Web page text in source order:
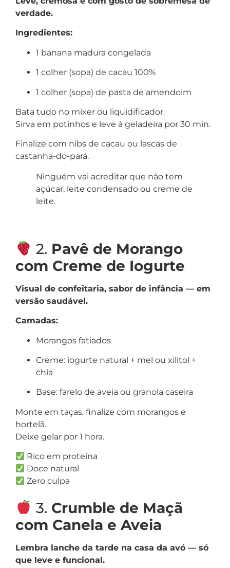
verdade.
Ingredientes:
1 banana madura congelada
1 colher (sopa) de cacau 100%
1 colher (sopa) de pasta de amendoim
Bata tudo no mixer ou liquidificador.
Sirva em potinhos e leve à geladeira por 30 min.
Finalize com nibs de cacau ou lascas de
castanha-do-pará.
Ninguém vai acreditar que não tem
açúcar, leite condensado ou creme de
leite.
2. Pavê de Morango
com Creme de Iogurte
Visual de confeitaria, sabor de infância — em
versão saudável.
Camadas:
Morangos fatiados
Creme: iogurte natural + mel ou xilitol +
chia
Base: farelo de aveia ou granola caseira
Monte em taças, finalize com morangos e
hortelã.
Deixe gelar por 1 hora.
Rico em proteína
Doce natural
Zero culpa
3. Crumble de Maçã
com Canela e Aveia
Lembra lanche da tarde na casa da avó — só
que leve e funcional.